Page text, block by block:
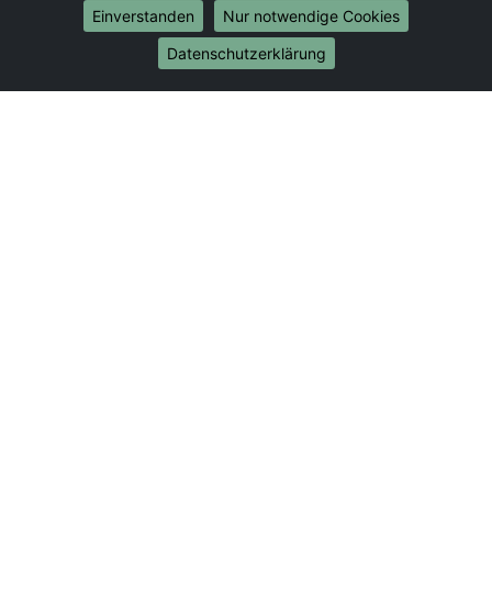
Umzug von Ludwigsburg nach Münster
Internationale-Umzüge
Umzug von Ludwigsburg nach Brasilien
Einverstanden
Nur notwendige Cookies
Datenschutzerklärung